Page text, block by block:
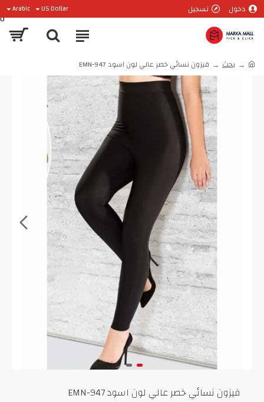
دخول تسجيل US Dollar
Arabic
0
بحث فيزون نسائي خصر عالي لون اسود EMN-947
فيزون نسائي خصر عالي لون اسود EMN-947